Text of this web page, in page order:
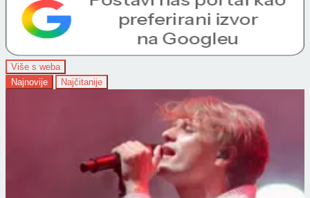
Više s weba
Najnovije
Najčitanije